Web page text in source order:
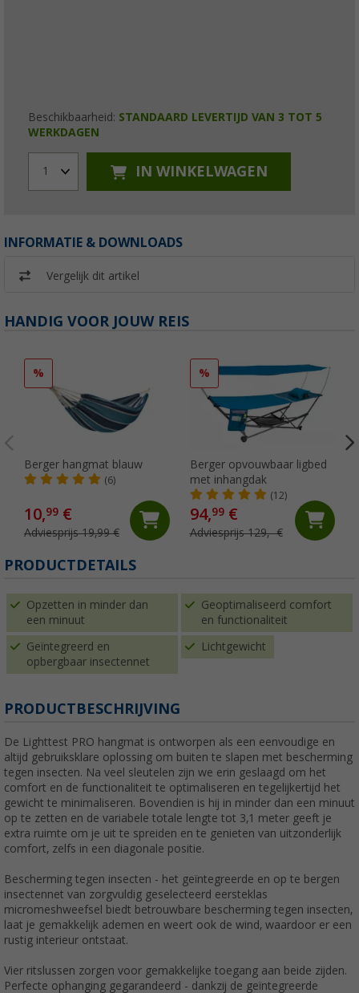
Beschikbaarheid: STANDAARD LEVERTIJD VAN 3 TOT 5
WERKDAGEN
1 IN WINKELWAGEN
INFORMATIE & DOWNLOADS
Vergelijk dit artikel
HANDIG VOOR JOUW REIS
%
Berger hangmat blauw
(6)
10,99 €
Adviesprijs 19,99 €
%
Berger opvouwbaar ligbed
met inhangdak
(12)
94,99€
Adviesprijs 129,- €
PRODUCTDETAILS
Opzetten in minder dan
een minuut
Geoptimaliseerd comfort
en functionaliteit
Geïntegreerd en
opbergbaar insectennet
Lichtgewicht
PRODUCTBESCHRIJVING
De Lighttest PRO hangmat is ontworpen als een eenvoudige en
altijd gebruiksklare oplossing om buiten te slapen met bescherming
tegen insecten. Na veel sleutelen zijn we erin geslaagd om het
comfort en de functionaliteit te optimaliseren en tegelijkertijd het
gewicht te minimaliseren. Bovendien is hij in minder dan een minuut
op te zetten en de variabele totale lengte tot 3,1 meter geeft je
extra ruimte om je uit te spreiden en te genieten van uitzonderlijk
comfort, zelfs in een diagonale positie.
Bescherming tegen insecten - het geïntegreerde en op te bergen
insectennet van zorgvuldig geselecteerd eersteklas
micromeshweefsel biedt betrouwbare bescherming tegen insecten,
laat je gemakkelijk ademen en weert ook de wind, waardoor er een
rustig interieur ontstaat.
Vier ritslussen zorgen voor gemakkelijke toegang aan beide zijden.
Perfecte ophanging gegarandeerd - dankzij de geïntegreerde